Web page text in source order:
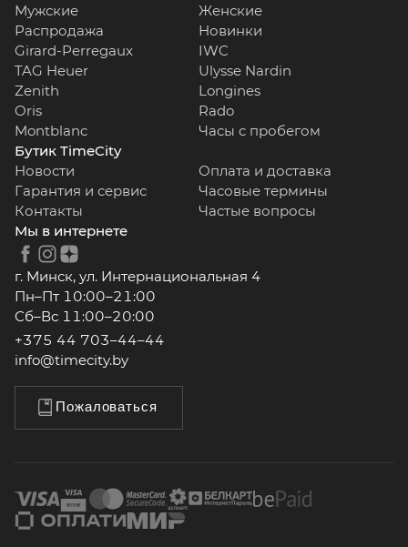
Мужские
Женские
Распродажа
Новинки
Girard-Perregaux
IWC
TAG Heuer
Ulysse Nardin
Zenith
Longines
Oris
Rado
Montblanc
Часы с пробегом
Бутик TimeCity
Новости
Оплата и доставка
Гарантия и сервис
Часовые термины
Контакты
Частые вопросы
Мы в интернете
г. Минск, ул. Интернациональная 4
Пн–Пт 10:00–21:00
Сб–Вс 11:00–20:00
+375 44 703–44–44
info@timecity.by
Пожаловаться